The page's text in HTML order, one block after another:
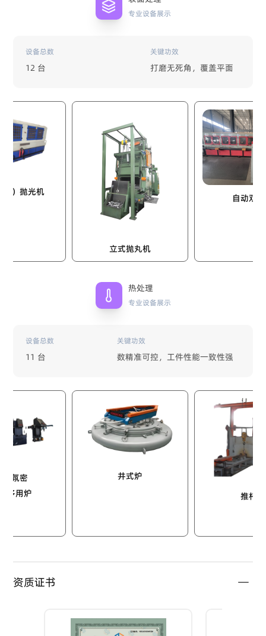
专业设备展示
设备总数
12 台
关键功效
打磨无死角，覆盖平面
机
立式抛丸机
自动双立柱
热处理
专业设备展示
设备总数
11 台
关键功效
数精准可控，工件性能一致性强
资质证书